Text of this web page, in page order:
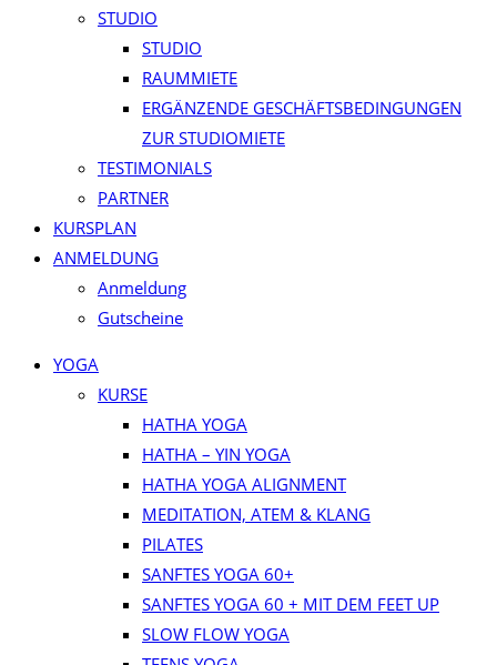
STUDIO
STUDIO
RAUMMIETE
ERGÄNZENDE GESCHÄFTSBEDINGUNGEN
ZUR STUDIOMIETE
TESTIMONIALS
PARTNER
KURSPLAN​
ANMELDUNG
Anmeldung
Gutscheine
YOGA
KURSE
HATHA YOGA
HATHA – YIN YOGA
HATHA YOGA ALIGNMENT
MEDITATION, ATEM & KLANG
PILATES
SANFTES YOGA 60+
SANFTES YOGA 60 + MIT DEM FEET UP
SLOW FLOW YOGA